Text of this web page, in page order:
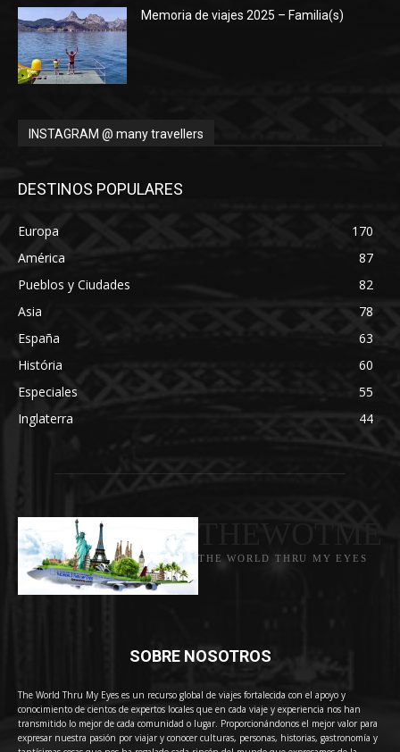
Memoria de viajes 2025 – Familia(s)
INSTAGRAM @ many travellers
DESTINOS POPULARES
Europa
170
América
87
Pueblos y Ciudades
82
Asia
78
España
63
História
60
Especiales
55
Inglaterra
44
THE WORLD THRU MY EYES
SOBRE NOSOTROS
The World Thru My Eyes es un recurso global de viajes fortalecida con el apoyo y
conocimiento de cientos de expertos locales que en cada viaje y experiencia nos han
transmitido lo mejor de cada comunidad o lugar. Proporcionándonos el mejor valor para
expresar nuestra pasión por viajar y conocer culturas, personas, historias, gastronomía y